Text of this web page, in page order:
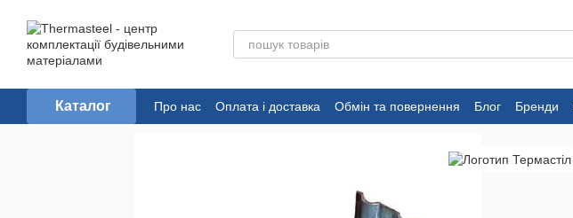
Каталог Про нас Оплата і доставка Обмін та повернення Блог Бренди